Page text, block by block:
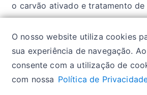
o carvão ativado e tratamento de
intoxicações e causar
O nosso website utiliza cookies
sua experiência de navegação.
consente com a utilização de
com nossa Política de